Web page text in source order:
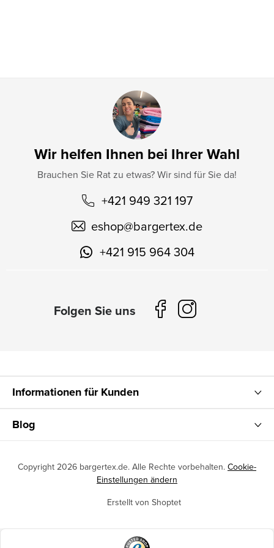
Wir helfen Ihnen bei Ihrer Wahl
Brauchen Sie Rat zu etwas? Wir sind für Sie da!
+421 949 321 197
eshop@bargertex.de
+421 915 964 304
Informationen für Kunden
Blog
Erstellt von Shoptet
Copyright 2026 bargertex.de. Alle Rechte vorbehalten. Cookie-
Einstellungen ändern